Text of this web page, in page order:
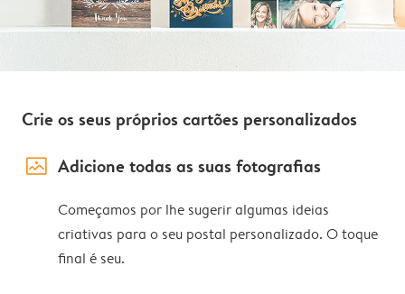
Crie os seus próprios cartões personalizados
image_placeholder Adicione todas as suas fotografias
Começamos por lhe sugerir algumas ideias
criativas para o seu postal personalizado. O toque
final é seu.